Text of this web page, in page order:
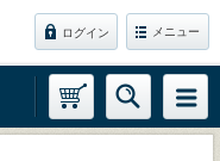
ログイン メニュー